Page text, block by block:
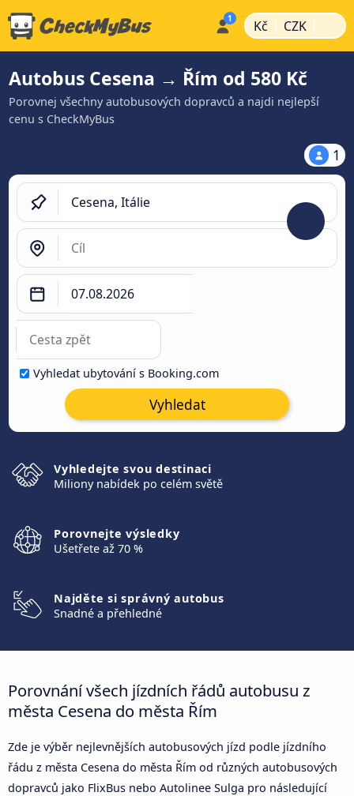
Kč | CZK |
Autobus Cesena → Řím od 580 Kč
Porovnej všechny autobusových dopravců a najdi nejlepší
cenu s CheckMyBus
1
Vyhledat ubytování s Booking.com
Vyhledat
Vyhledejte svou destinaci
Miliony nabídek po celém světě
Porovnejte výsledky
Ušetřete až 70 %
Najděte si správný autobus
Snadné a přehledné
Porovnání všech jízdních řádů autobusu z
města Cesena do města Řím
Zde je výběr nejlevnějších autobusových jízd podle jízdního
řádu z města Cesena do města Řím od různých autobusových
dopravců jako FlixBus nebo Autolinee Sulga pro následující